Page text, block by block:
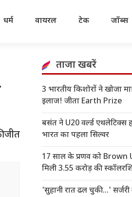
धर्म वायरल टेक जॉब्स
जीत
ताजा खबरें
3 भारतीय किशोरों ने खोजा
इलाज! जीता Earth Prize
बसंत ने U20 वर्ल्ड एथलेटिक्स
भारत का पहला सिल्वर
17 साल के प्रणव को
मिली 3.55 करोड़ की
'सुहानी रात ढल चुकी...'